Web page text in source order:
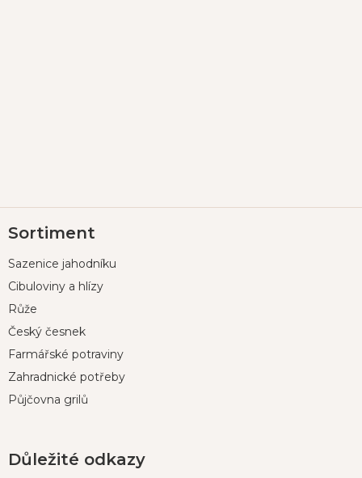
á
a
Sortiment
Sazenice jahodníku
Cibuloviny a hlízy
Růže
Český česnek
Farmářské potraviny
Zahradnické potřeby
Půjčovna grilů
Důležité odkazy